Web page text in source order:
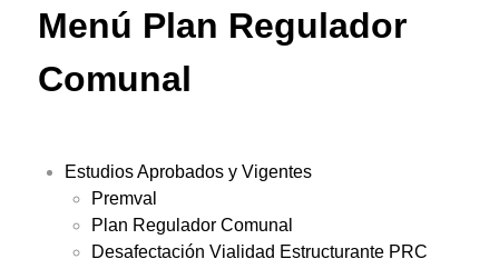
Menú Plan Regulador
Comunal
Estudios Aprobados y Vigentes
Premval
Plan Regulador Comunal
Desafectación Vialidad Estructurante PRC